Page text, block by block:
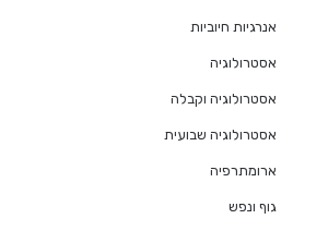
אנרגיות חיוביות
אסטרולוגיה
אסטרולוגיה וקבלה
אסטרולוגיה שבועית
ארומתרפיה
גוף ונפש